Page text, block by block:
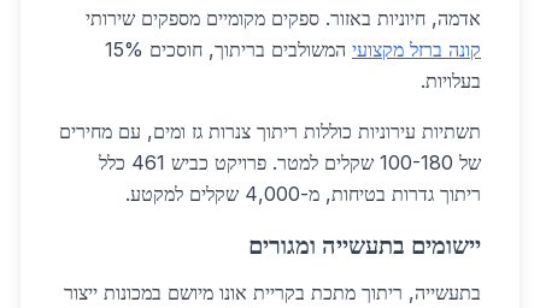
אדמה, חיוניות באזור. ספקים מקומיים מספקים שירותי
קונה ברזל מקצועי
המשולבים בריתוך, חוסכים 15%
בעלויות.
תשתיות עירוניות כוללות ריתוך צנרות גז ומים, עם מחירים
של 100-180 שקלים למטר. פרויקט כביש 461 כלל
ריתוך גדרות בטיחות, מ-4,000 שקלים למקטע.
יישומים בתעשייה ומגורים
בתעשייה, ריתוך מתכת בקריית אונו מיושם במכונות ייצור